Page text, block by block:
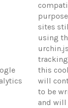
sites
using
this
will
to be
and will